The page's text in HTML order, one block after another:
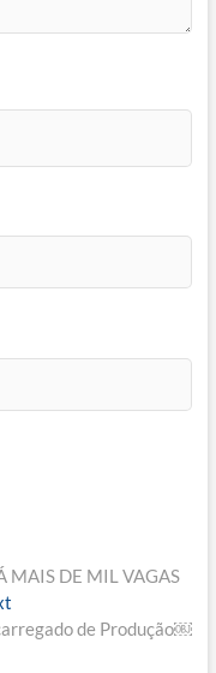
MAIS DE MIL VAGAS
post:
de Produção￼